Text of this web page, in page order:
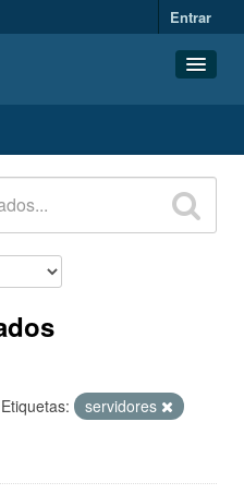
Entrar
Etiquetas:
servidores